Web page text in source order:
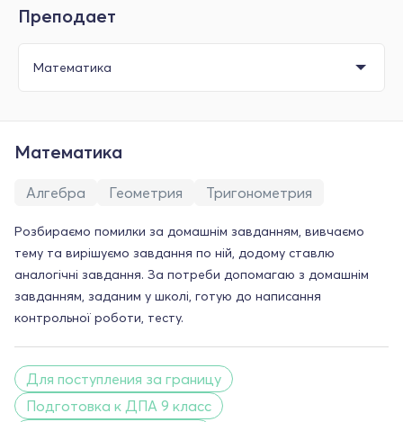
Преподает
Математика
Алгебра Геометрия Тригонометрия
Розбираємо помилки за домашнім завданням, вивчаємо
тему та вирішуємо завдання по ній, додому ставлю
аналогічні завдання. За потреби допомагаю з домашнім
завданням, заданим у школі, готую до написання
контрольної роботи, тесту.
Для поступления за границу
Подготовка к ДПА 9 класс